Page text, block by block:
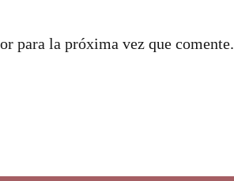
para la próxima vez que comente.